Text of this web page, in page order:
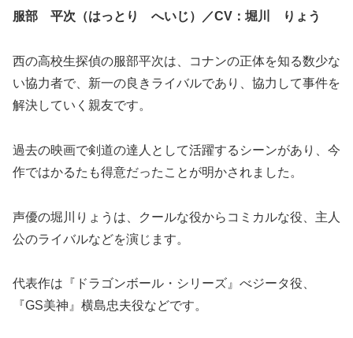
服部 平次（はっとり へいじ）／CV ：堀川 りょう
西の高校生探偵の服部平次は、コナンの正体を知る数少な
い協力者で、新一の良きライバルであり、協力して事件を
解決していく親友です。
過去の映画で剣道の達人として活躍するシーンがあり、今
作ではかるたも得意だったことが明かされました。
声優の堀川りょうは、クールな役からコミカルな役、主人
公のライバルなどを演じます。
代表作は『ドラゴンボール・シリーズ』べジータ役、
『GS美神』横島忠夫役などです。